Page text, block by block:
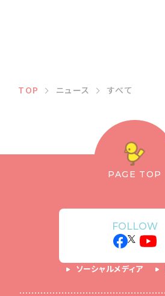
TOP ニュース すべて
PAGE TOP
FOLLOW
ソーシャルメディア